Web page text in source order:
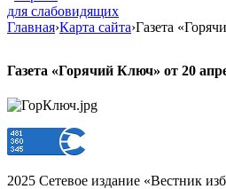
для слабовидящих
Главная›Карта сайта›Газета
Газета «Горячий Ключ» от 20
2025 Сетевое издание «Вестник